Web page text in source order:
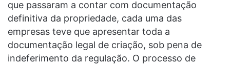
que passaram a contar com documentação
definitiva da propriedade, cada uma das
empresas teve que apresentar toda a
documentação legal de criação, sob pena de
indeferimento da regulação. O processo de